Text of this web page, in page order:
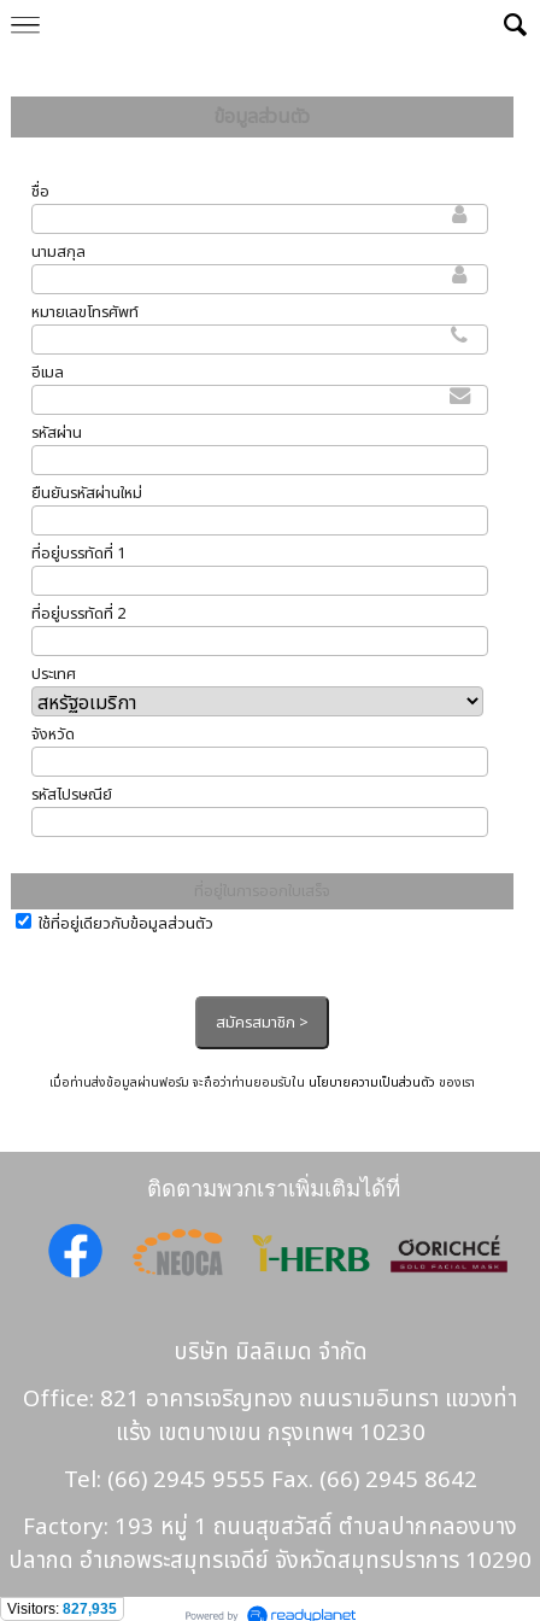
ชื่อ
นามสกุล
หมายเลขโทรศัพท์
อีเมล
รหัสผ่าน
ยืนยันรหัสผ่านใหม่
ที่อยู่บรรทัดที่ 1
ที่อยู่บรรทัดที่ 2
ประเทศ
จังหวัด
รหัสไปรษณีย์
ใช้ที่อยู่เดียวกับข้อมูลส่วนตัว
เมื่อท่านส่งข้อมูลผ่านฟอร์ม จะถือว่าท่านยอมรับใน นโยบายความเป็นส่วนตัว ของเรา
ติดตามพวกเราเพิ่มเติมได้ที่
บริษัท มิลลิเมด จำกัด
Office: 821 อาคารเจริญทอง ถนนรามอินทรา แขวงท่า
แร้ง เขตบางเขน กรุงเทพฯ 10230
Tel: (66) 2945 9555 Fax. (66) 2945 8642
Factory: 193 หมู่ 1 ถนนสุขสวัสดิ์ ตำบลปากคลองบาง
ปลากด อำเภอพระสมุทรเจดีย์ จังหวัดสมุทรปราการ 10290
Visitors: 827,935